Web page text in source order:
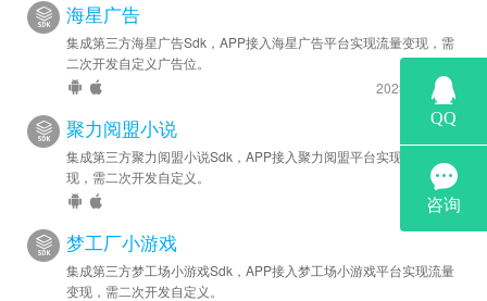
海星广告
集成第三方海星广告Sdk，APP接入海星广告平台实现流量变现，需
二次开发自定义广告位。
2023-5-6 更新
聚力阅盟小说
集成第三方聚力阅盟小说Sdk，APP接入聚力阅盟平台实现流量变
现，需二次开发自定义。
梦工厂小游戏
集成第三方梦工场小游戏Sdk，APP接入梦工场小游戏平台实现流量
变现，需二次开发自定义。